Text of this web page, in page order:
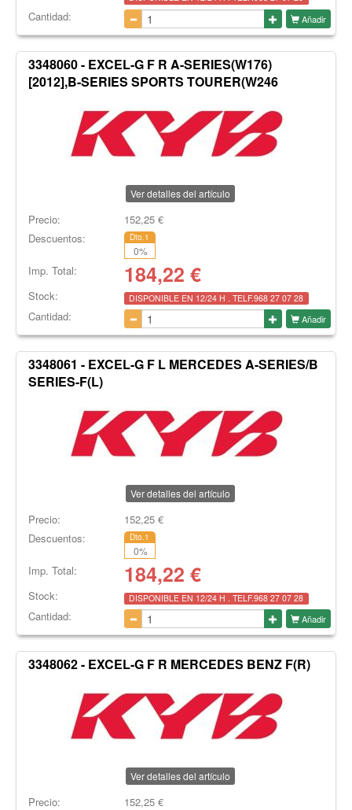
Cantidad: Añadir
3348060 - EXCEL-G F R A-SERIES(W176)
[2012],B-SERIES SPORTS TOURER(W246
Ver detalles del artículo
Precio: 152,25€
Descuentos:
Dto.1
0%
Imp. Total: 184,22 €
Stock: DISPONIBLE EN 12/24 H . TELF.968 27 07 28
Cantidad: Añadir
3348061 - EXCEL-G F L MERCEDES A-SERIES/B
SERIES-F(L)
Ver detalles del artículo
Precio: 152,25€
Descuentos:
Dto.1
0%
Imp. Total: 184,22 €
Stock: DISPONIBLE EN 12/24 H . TELF.968 27 07 28
Cantidad: Añadir
3348062 - EXCEL-G F R MERCEDES BENZ F(R)
Ver detalles del artículo
Precio: 152,25€